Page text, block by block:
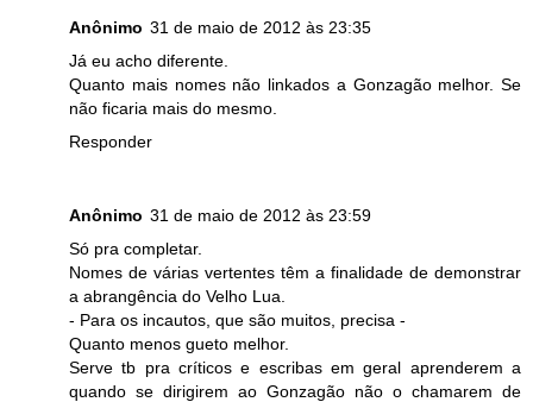
Anônimo 31 de maio de 2012 às 23:35
Já eu acho diferente.
Quanto mais nomes não linkados a Gonzagão melhor. Se
não ficaria mais do mesmo.
Responder
Anônimo 31 de maio de 2012 às 23:59
Só pra completar.
Nomes de várias vertentes têm a finalidade de demonstrar
a abrangência do Velho Lua.
- Para os incautos, que são muitos, precisa -
Quanto menos gueto melhor.
Serve tb pra críticos e escribas em geral aprenderem a
quando se dirigirem ao Gonzagão não o chamarem de